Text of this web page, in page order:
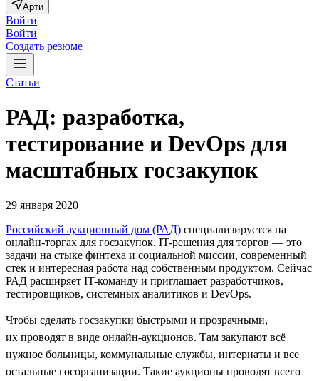
Арти
Войти
Войти
Создать резюме
Статьи
РАД: разработка,
тестирование и DevOps для
масштабных госзакупок
29 января 2020
Российский аукционный дом (РАД) специализируется на
онлайн-торгах для госзакупок. IT-решения для торгов — это
задачи на стыке финтеха и социальной миссии, современный
стек и интересная работа над собственным продуктом. Сейчас
РАД расширяет IT-команду и приглашает разработчиков,
тестировщиков, системных аналитиков и DevOps.
Чтобы сделать госзакупки быстрыми и прозрачными,
их проводят в виде онлайн-аукционов. Там закупают всё
нужное больницы, коммунальные службы, интернаты и все
остальные госорганизации. Такие аукционы проводят всего